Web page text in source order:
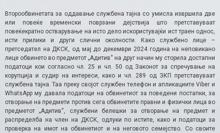
Второобвинетата за оддавање службена тајна со умисла извршила две
или повеќе временски поврзани дејствија што претставуваат
повеќекратно остварување на исто дело искористувајќи ист траен однос,
исти прилики и други слични околности. Како службено лице –
претседател на ДКСК, од мај до декември 2024 година на неповикано
лице обвинето во предметот „Адитив“ на друг начин му сторила достапни
податоци кои согласно чл. 25 и чл. 50 од Законот за спречување на
корупција и судир на интереси, како и чл. 289 од ЗКП претставуваат
службена тајна. Таа преку својот службен телефон и апликациите Viber и
WhatsApp му давала податоци на обвинетиот за поведени постапки, за
отворање на предмети против сега обвинетите правни и физички лица во
предметот „Адитив“, службени белешки за отворање на предмет и
распределба на член на ДКСК, одлуки по истите, како и податоци за
проверка на имот на обвинетиот и на неговото семејство. Со своите